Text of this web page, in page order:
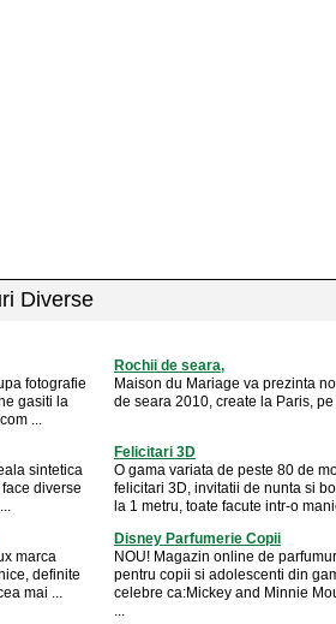
Diverse
fotografie
gasiti la
...
Rochii de seara,
Maison du Mariage va prezinta
de seara 2010, create la Paris,
sintetica
diverse
Felicitari 3D
O gama variata de peste 80 de
felicitari 3D, invitatii de nunta si
la 1 metru, toate facute intr-o
marca
definite
mai ...
Disney Parfumerie Copii
NOU! Magazin online de
pentru copii si adolescenti din
celebre ca:Mickey and Minnie
...